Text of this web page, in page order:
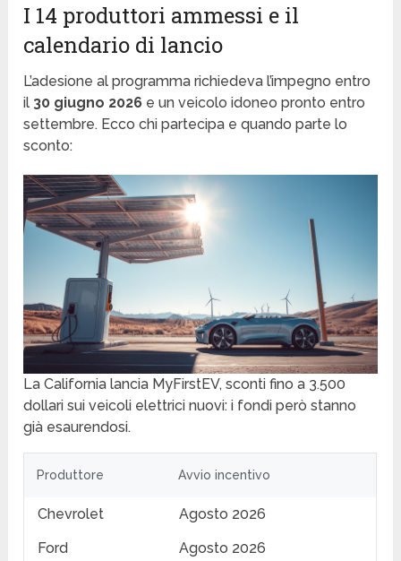
I 14 produttori ammessi e il
calendario di lancio
L’adesione al programma richiedeva l’impegno entro
il 30 giugno 2026 e un veicolo idoneo pronto entro
settembre. Ecco chi partecipa e quando parte lo
sconto:
La California lancia MyFirstEV, sconti fino a 3.500
dollari sui veicoli elettrici nuovi: i fondi però stanno
già esaurendosi.
Produttore Avvio incentivo
Chevrolet
Agosto 2026
Ford
Agosto 2026